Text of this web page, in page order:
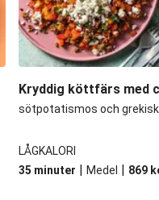
Kryddig köttfärs med
sötpotatismos och
LÅGKALORI
35 minuter | Medel | 869